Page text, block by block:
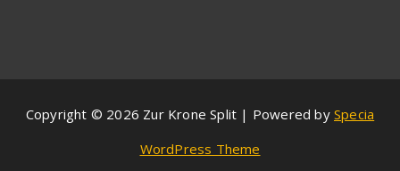
Copyright © 2026 Zur Krone Split | Powered by Specia
WordPress Theme